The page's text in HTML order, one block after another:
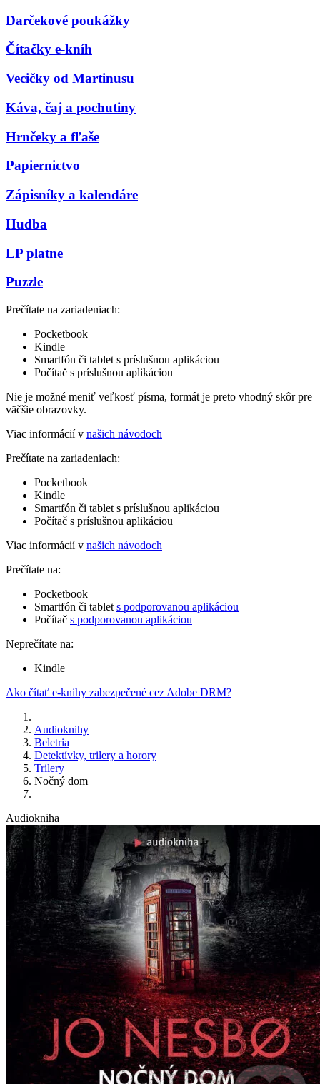
Darčekové poukážky
Čítačky e-kníh
Vecičky od Martinusu
Káva, čaj a pochutiny
Hrnčeky a fľaše
Papiernictvo
Zápisníky a kalendáre
Hudba
LP platne
Puzzle
Prečítate na zariadeniach:
Pocketbook
Kindle
Smartfón či tablet s príslušnou aplikáciou
Počítač s príslušnou aplikáciou
Nie je možné meniť veľkosť písma, formát je preto vhodný skôr pre
väčšie obrazovky.
Viac informácií v našich návodoch
Prečítate na zariadeniach:
Pocketbook
Kindle
Smartfón či tablet s príslušnou aplikáciou
Počítač s príslušnou aplikáciou
Viac informácií v našich návodoch
Prečítate na:
Pocketbook
Smartfón či tablet s podporovanou aplikáciou
Počítač s podporovanou aplikáciou
Neprečítate na:
Kindle
Ako čítať e-knihy zabezpečené cez Adobe DRM?
Audioknihy
Beletria
Detektívky, trilery a horory
Trilery
Nočný dom
Audiokniha